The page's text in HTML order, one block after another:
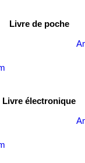
Livre de poche
Livre électronique